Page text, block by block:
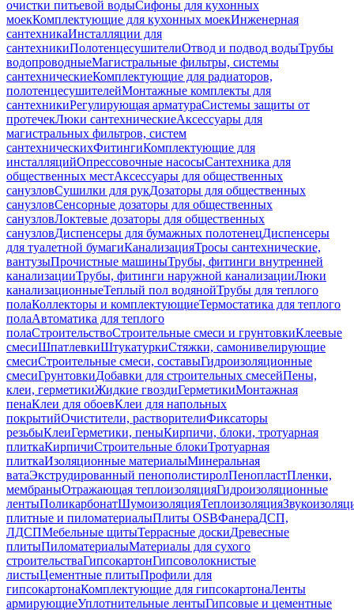
очистки питьевой водыСифоны для кухонных
моекКомплектующие для кухонных моекИнженерная
сантехникаИнсталляции для
сантехникиПолотенцесушителиОтвод и подвод водыТрубы
водопроводныеМагистральные фильтры, системы
сантехническиеКомплектующие для радиаторов,
полотенцесушителейМонтажные комплекты для
сантехникиРегулирующая арматураСистемы защиты от
протечекЛюки сантехническиеАксессуары для
магистральных фильтров, систем
сантехническихФитингиКомплектующие для
инсталляцийОпрессовочные насосыСантехника для
общественных местАксессуары для общественных
санузловСушилки для рукДозаторы для общественных
санузловСенсорные дозаторы для общественных
санузловЛоктевые дозаторы для общественных
санузловДиспенсеры для бумажных полотенецДиспенсеры
для туалетной бумагиКанализацияТросы сантехнические,
вантузыПрочистные машиныТрубы, фитинги внутренней
канализацииТрубы, фитинги наружной канализацииЛюки
канализационныеТеплый пол водянойТрубы для теплого
полаКоллекторы и комплектующиеТермостатика для теплого
полаАвтоматика для теплого
полаСтроительствоСтроительные смеси и грунтовкиКлеевые
смесиШпатлевкиШтукатуркиСтяжки, самонивелирующие
смесиСтроительные смеси, составыГидроизоляционные
смесиГрунтовкиДобавки для строительных смесейПены,
клеи, герметикиЖидкие гвоздиГерметикиМонтажная
пенаКлеи для обоевКлеи для напольных
покрытийОчистители, растворителиФиксаторы
резьбыКлеиГерметики, пеныКирпичи, блоки, тротуарная
плиткаКирпичиСтроительные блокиТротуарная
плиткаИзоляционные материалыМинеральная
ватаЭкструдированный пенополистиролПенопластПленки,
мембраныОтражающая теплоизоляцияГидроизоляционные
лентыПоликарбонатШумоизоляцияТеплоизоляция
плитные и пиломатериалыПлиты OSBФанераДСП,
ЛДСПМебельные щитыТеррасные доскиДревесные
плитыПиломатериалыМатериалы для сухого
строительстваГипсокартонГипсоволокнистые
листыЦементные плитыПрофили для
гипсокартонаКомплектующие для гипсокартонаЛенты
армирующиеУплотнительные лентыГипсовые и цементные